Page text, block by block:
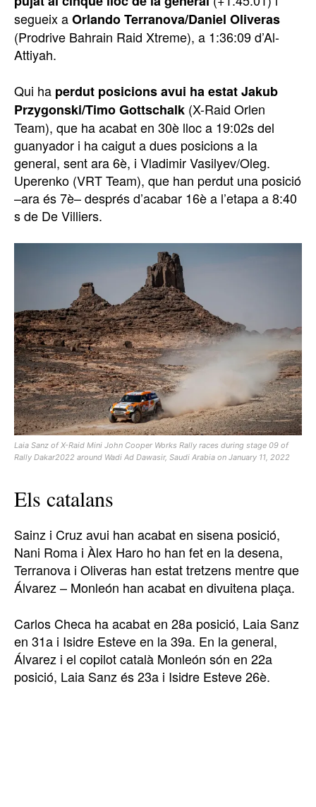
segueix aOrlando Terranova/Daniel Oliveras
(Prodrive Bahrain Raid Xtreme), a 1:36:09 d’Al-
Attiyah.
Qui ha perdut posicions avui ha estat Jakub
Przygonski/Timo Gottschalk (X-Raid Orlen
Team), que ha acabat en 30è lloc a 19:02s del
guanyador i ha caigut a dues posicions a la
general, sent ara 6è, i Vladimir Vasilyev/Oleg.
Uperenko (VRT Team), que han perdut una posició
–ara és 7è– després d’acabar 16è a l’etapa a 8:40
s de De Villiers.
Laia Sanz of X-Raid Mini John Cooper Works Rally races during stage 09 of
Rally Dakar2022 around Wadi Ad Dawasir, Saudi Arabia on January 11, 2022
Els catalans
Sainz i Cruz avui han acabat en sisena posició,
Nani Roma i Àlex Haro ho han fet en la desena,
Terranova i Oliveras han estat tretzens mentre que
Álvarez – Monleón han acabat en divuitena plaça.
Carlos Checa ha acabat en 28a posició, Laia Sanz
en 31a i Isidre Esteve en la 39a. En la general,
Álvarez i el copilot català Monleón són en 22a
posició, Laia Sanz és 23a i Isidre Esteve 26è.